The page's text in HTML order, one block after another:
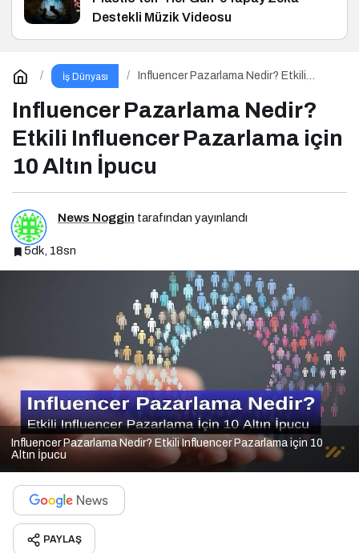
Destekli Müzik Videosu
İş Dünyası
Influencer Pazarlama Nedir? Etkili
Influencer Pazarlama Nedir?
Etkili Influencer Pazarlama için
10 Altın İpucu
News Noggin tarafından yayınlandı
5dk, 18sn
Influencer Pazarlama Nedir? Etkili Influencer Pazarlama için 10
Altın İpucu
PAYLAŞ